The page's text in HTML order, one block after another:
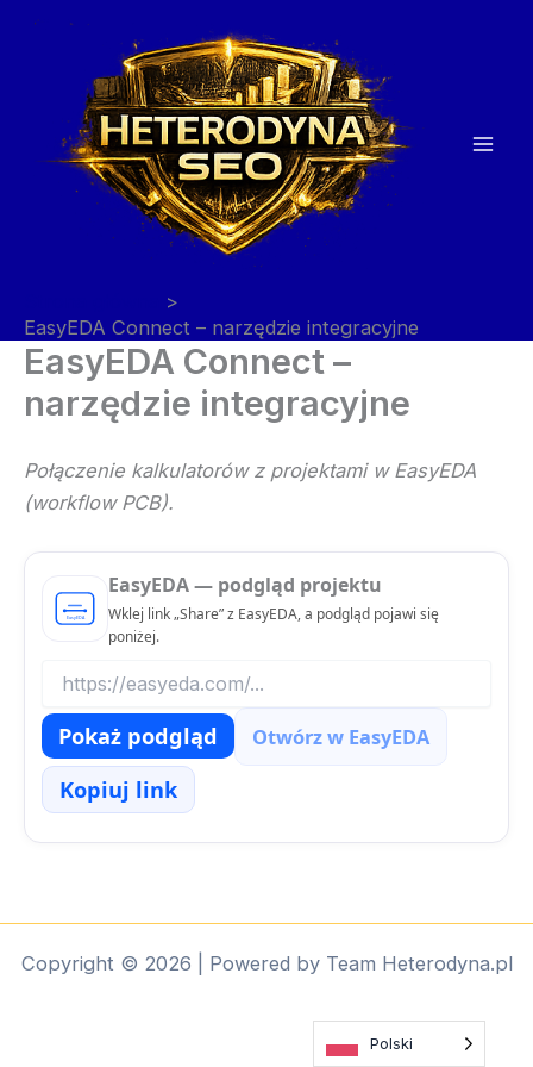
Przejdź
EasyEDA Connect – narzędzie integracyjne
EasyEDA Connect –
narzędzie integracyjne
Połączenie kalkulatorów z projektami w EasyEDA
(workflow PCB).
EasyEDA — podgląd projektu
Wklej link „Share” z EasyEDA, a podgląd pojawi się
poniżej.
Pokaż podgląd Otwórz w EasyEDA
Kopiuj link
Copyright © 2026 | Powered by Team Heterodyna.pl
Polski